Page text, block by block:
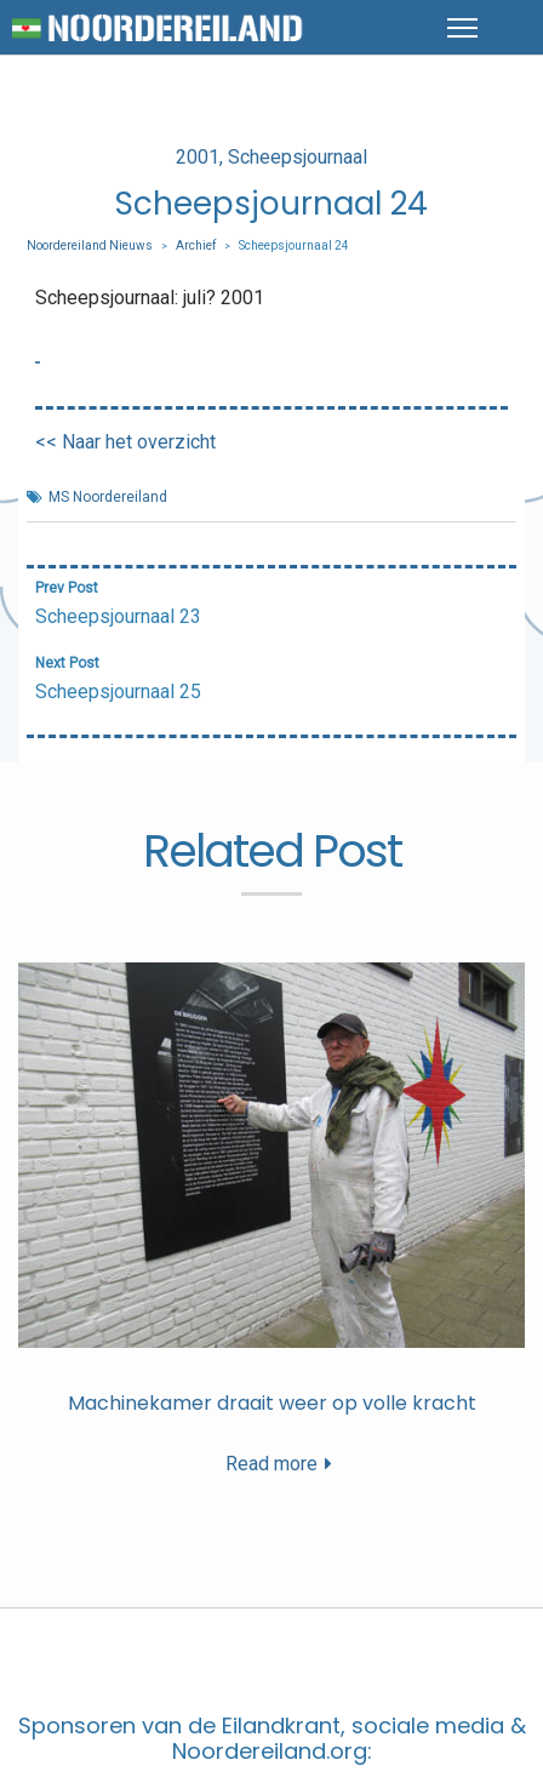
Posted
2001 Scheepsjournaal
Scheepsjournaal 24
Noordereiland Nieuws > Archief > Scheepsjournaal 24
Scheepsjournaal: juli? 2001
<< Naar het overzicht
MS Noordereiland
Bericht
navigatie
Prev Post
Scheepsjournaal 23
Next Post
Scheepsjournaal 25
Related Post
Machinekamer draait weer op volle kracht
Read more
Sponsoren van de Eilandkrant, sociale media &
Noordereiland.org: